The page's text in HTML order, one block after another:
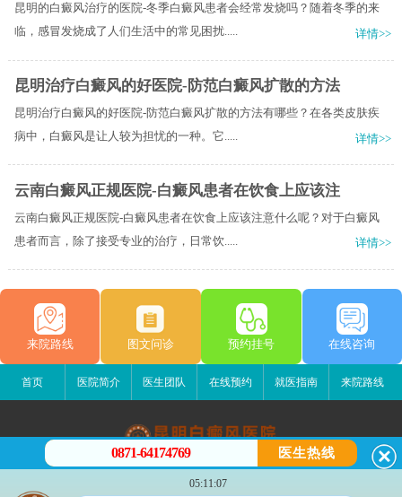
昆明的白癜风治疗的医院-冬季白癜风患者会经常发烧吗？随着冬季的来
临，感冒发烧成了人们生活中的常见困扰.....
详情>>
昆明治疗白癜风的好医院-防范白癜风扩散的方法
昆明治疗白癜风的好医院-防范白癜风扩散的方法有哪些？在各类皮肤疾
病中，白癜风是让人较为担忧的一种。它.....
详情>>
云南白癜风正规医院-白癜风患者在饮食上应该注
云南白癜风正规医院-白癜风患者在饮食上应该注意什么呢？对于白癜风
患者而言，除了接受专业的治疗，日常饮.....
详情>>
来院路线 图文问诊 预约挂号 在线咨询
首页 医院简介 医生团队 在线预约 就医指南 来院路线
昆明白癜风医院
昆明市五华区护国路2号
0871-64174769 医生热线
05:11:07